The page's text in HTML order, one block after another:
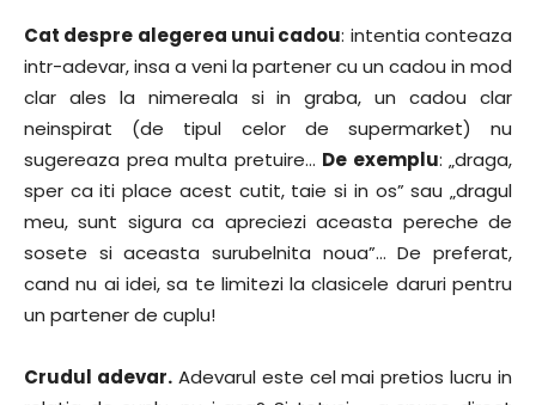
Cat despre alegerea unui cadou: intentia conteaza
intr-adevar, insa a veni la partener cu un cadou in mod
clar ales la nimereala si in graba, un cadou clar
neinspirat (de tipul celor de supermarket) nu
sugereaza prea multa pretuire… De exemplu: „draga,
sper ca iti place acest cutit, taie si in os” sau „dragul
meu, sunt sigura ca apreciezi aceasta pereche de
sosete si aceasta surubelnita noua”… De preferat,
cand nu ai idei, sa te limitezi la clasicele daruri pentru
un partener de cuplu!
Crudul adevar.Adevarul este cel mai pretios lucru in